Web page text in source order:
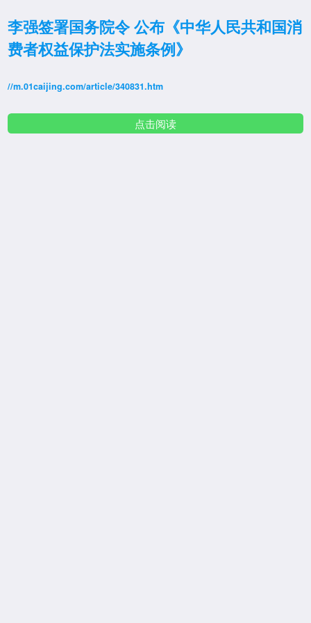
李强签署国务院令 公布《中华人民共和国消
费者权益保护法实施条例》
//m.01caijing.com/article/340831.htm
点击阅读